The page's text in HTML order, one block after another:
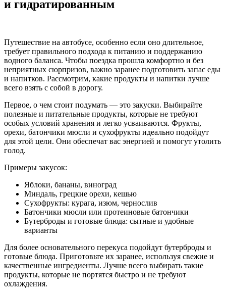
и гидратированным
Путешествие на автобусе, особенно если оно длительное,
требует правильного подхода к питанию и поддержанию
водного баланса. Чтобы поездка прошла комфортно и без
неприятных сюрпризов, важно заранее подготовить запас еды
и напитков. Рассмотрим, какие продукты и напитки лучше
всего взять с собой в дорогу.
Первое, о чем стоит подумать — это закуски. Выбирайте
полезные и питательные продукты, которые не требуют
особых условий хранения и легко усваиваются. Фрукты,
орехи, батончики мюсли и сухофрукты идеально подойдут
для этой цели. Они обеспечат вас энергией и помогут утолить
голод.
Примеры закусок:
Яблоки, бананы, виноград
Миндаль, грецкие орехи, кешью
Сухофрукты: курага, изюм, чернослив
Батончики мюсли или протеиновые батончики
Бутерброды и готовые блюда: сытные и удобные
варианты
Для более основательного перекуса подойдут бутерброды и
готовые блюда. Приготовьте их заранее, используя свежие и
качественные ингредиенты. Лучше всего выбирать такие
продукты, которые не портятся быстро и не требуют
охлаждения.